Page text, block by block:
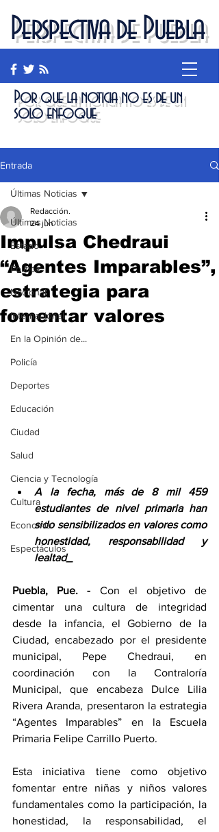
Perspectiva de Puebla
Por que la noticia no es de un
solo enfoque
Entrada
Últimas Noticias
Estado
Política
Nacional
Internacional
En la Opinión de...
Policía
Deportes
Educación
Ciudad
Salud
Ciencia y Tecnología
Cultura
Economía
Espectáculos
Últimas Noticias
Impulsa Chedraui
“Agentes Imparables”,
estrategia para
fomentar valores
Redacción.
24 jun
A la fecha, más de 8 mil 459
estudiantes de nivel primaria han
sido sensibilizados en valores como
honestidad, responsabilidad y
lealtad_
Puebla, Pue. - Con el objetivo de
cimentar una cultura de integridad
desde la infancia, el Gobierno de la
Ciudad, encabezado por el presidente
municipal, Pepe Chedraui, en
coordinación con la Contraloría
Municipal, que encabeza Dulce Lilia
Rivera Aranda, presentaron la estrategia
“Agentes Imparables” en la Escuela
Primaria Felipe Carrillo Puerto.
Esta iniciativa tiene como objetivo
fomentar entre niñas y niños valores
fundamentales como la participación, la
honestidad, la responsabilidad, el